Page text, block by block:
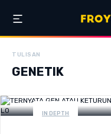
TULISAN
GENETIK
IN DEPTH